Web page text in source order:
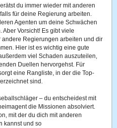
du immer wieder mit anderen
für deine Regierung arbeiten.
Agenten um deine Schwächen
Vorsicht! Es gibt viele
Regierungen arbeiten und dir
Hier ist es wichtig eine gute
viel Schaden auszuteilen,
Duellen hervorgehst. Für
eine Rangliste, in der die Top-
sind.
– du entscheidest mit
die Missionen absolviert.
mit der du dich mit anderen
kannst und so